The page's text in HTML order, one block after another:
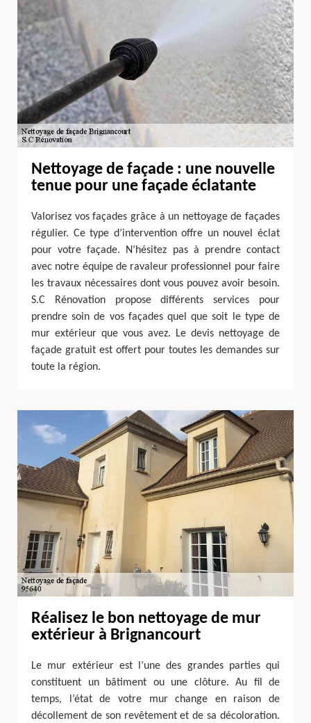
Nettoyage de façade : une nouvelle
tenue pour une façade éclatante
Valorisez vos façades grâce à un nettoyage de façades
régulier. Ce type d’intervention offre un nouvel éclat
pour votre façade. N’hésitez pas à prendre contact
avec notre équipe de ravaleur professionnel pour faire
les travaux nécessaires dont vous pouvez avoir besoin.
S.C Rénovation propose différents services pour
prendre soin de vos façades quel que soit le type de
mur extérieur que vous avez. Le devis nettoyage de
façade gratuit est offert pour toutes les demandes sur
toute la région.
Réalisez le bon nettoyage de mur
extérieur à Brignancourt
Le mur extérieur est l’une des grandes parties qui
constituent un bâtiment ou une clôture. Au fil de
temps, l’état de votre mur change en raison de
décollement de son revêtement et de sa décoloration.